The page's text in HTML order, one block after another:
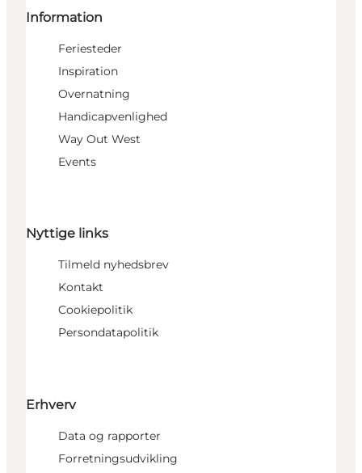
Information
Feriesteder
Inspiration
Overnatning
Handicapvenlighed
Way Out West
Events
Nyttige links
Tilmeld nyhedsbrev
Kontakt
Cookiepolitik
Persondatapolitik
Erhverv
Data og rapporter
Forretningsudvikling